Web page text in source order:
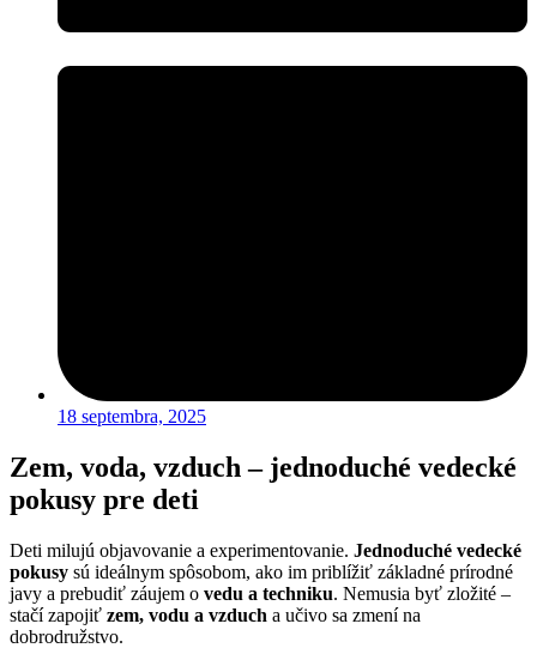
18 septembra, 2025
Zem, voda, vzduch – jednoduché vedecké
pokusy pre deti
Deti milujú objavovanie a experimentovanie. Jednoduché vedecké
pokusy sú ideálnym spôsobom, ako im priblížiť základné prírodné
javy a prebudiť záujem o vedu a techniku. Nemusia byť zložité –
stačí zapojiť zem, vodu a vzduch a učivo sa zmení na
dobrodružstvo.